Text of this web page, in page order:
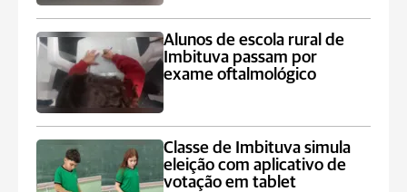
Alunos de escola rural de
Imbituva passam por
exame oftalmológico
Classe de Imbituva simula
eleição com aplicativo de
votação em tablet